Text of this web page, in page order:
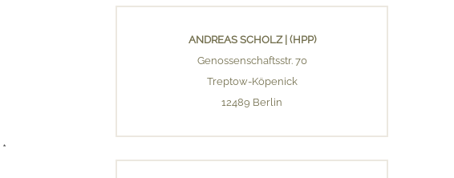
*
ANDREAS SCHOLZ | (HPP)
Genossenschaftsstr. 70
Treptow-Köpenick
12489 Berlin